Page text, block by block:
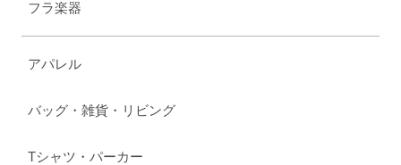
フラ楽器
アパレル
バッグ・雑貨・リビング
Tシャツ・パーカー